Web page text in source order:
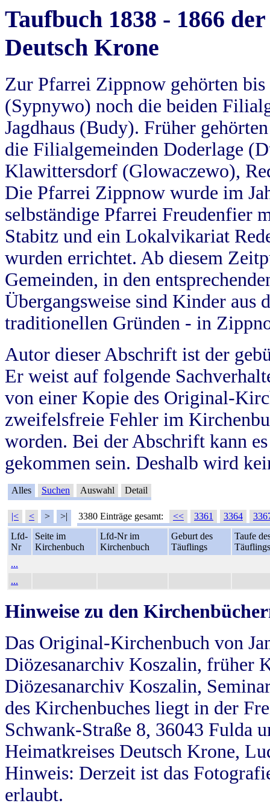
Taufbuch 1838 - 1866
Deutsch Krone
Zur Pfarrei Zippnow gehörten
(Sypnywo) noch die beiden
Jagdhaus (Budy). Früher
die Filialgemeinden Doderlage
Klawittersdorf (Glowaczewo),
Die Pfarrei Zippnow wurde im
selbständige Pfarrei Freudenfier
Stabitz und ein Lokalvikariat
wurden errichtet. Ab diesem
Gemeinden, in den
Übergangsweise sind Kinder aus
traditionellen Gründen - in
Autor dieser Abschrift ist der
Er weist auf folgende
von einer Kopie des Original-
zweifelsfreie Fehler im
worden. Bei der Abschrift kann
gekommen sein. Deshalb wird
Alles Suchen Auswahl Detail
|< < > >| 3380 Einträge gesamt: << 3361 3364
Lfd-
Nr
Seite im
Kirchenbuch
Lfd-Nr im
Kirchenbuch
Geburt des
Täuflings
Taufe
Täuflings
...
...
Hinweise zu den
Das Original-Kirchenbuch von
Diözesanarchiv Koszalin, früher
Diözesanarchiv Koszalin,
des Kirchenbuches liegt in der
Schwank-Straße 8, 36043 Fulda
Heimatkreises Deutsch Krone,
Hinweis: Derzeit ist das
erlaubt.